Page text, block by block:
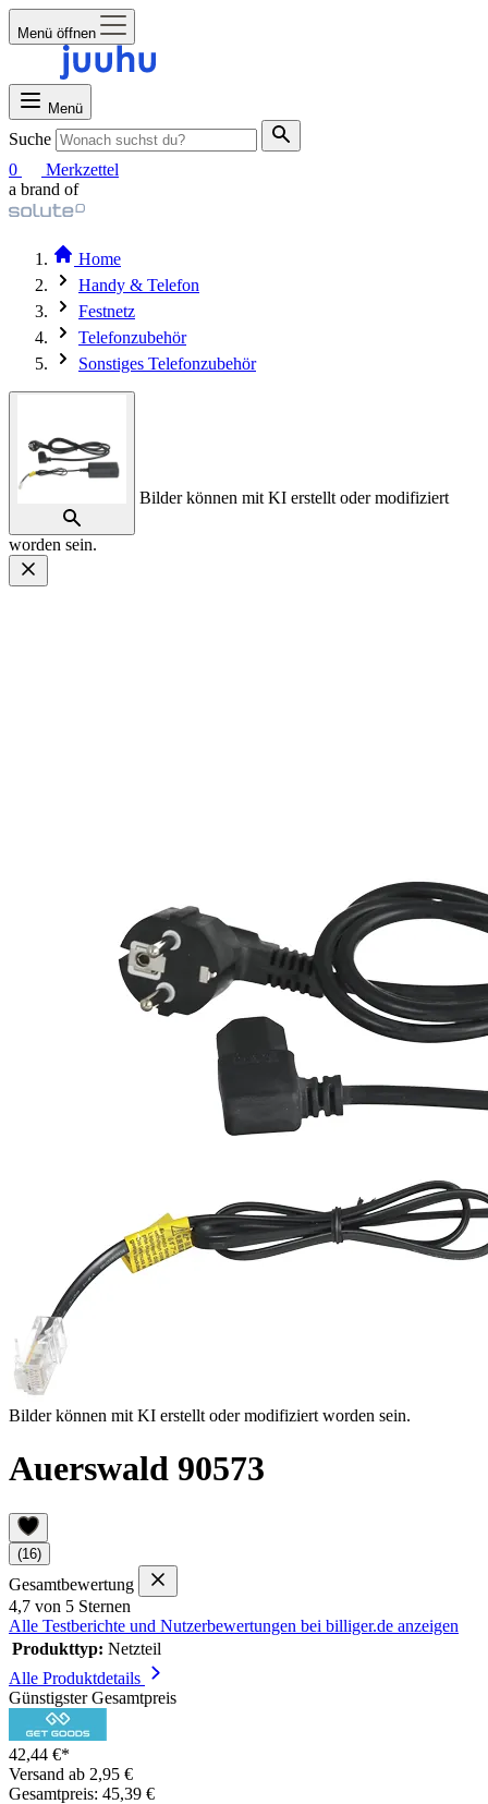
Menü öffnen
Menü
Suche
0
Merkzettel
a brand of
Home
Handy & Telefon
Festnetz
Telefonzubehör
Sonstiges Telefonzubehör
Bilder können mit KI erstellt oder modifiziert
worden sein.
Bilder können mit KI erstellt oder modifiziert worden sein.
Auerswald 90573
(16)
Gesamtbewertung
4,7 von 5 Sternen
Alle Testberichte und Nutzerbewertungen bei billiger.de anzeigen
Produkttyp: Netzteil
Alle Produktdetails
Günstigster Gesamtpreis
42,44 €*
Versand ab 2,95 €
Gesamtpreis: 45,39 €